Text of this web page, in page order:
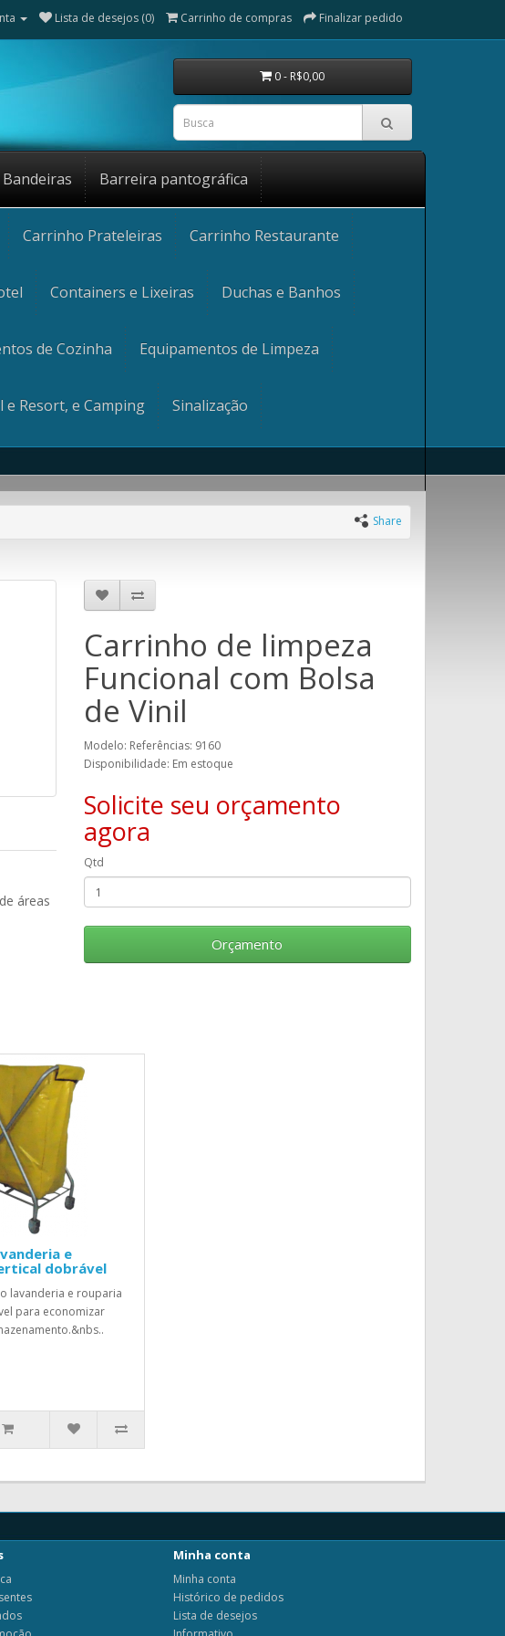
Lista de desejos (0) Carrinho de compras Finalizar pedido
0 - R$0,00
Bandeiras Barreira pantográfica
Carrinho Prateleiras Carrinho Restaurante
Containers e Lixeiras Duchas e Banhos
de Cozinha Equipamentos de Limpeza
e Resort, e Camping Sinalização
Share
áreas
Carrinho de limpeza
Funcional com Bolsa
de Vinil
Modelo: Referências: 9160
Disponibilidade: Em estoque
Solicite seu orçamento
agora
Qtd
Orçamento
e
dobrável
lavanderia e rouparia
para economizar
Minha conta
Minha conta
Histórico de pedidos
Lista de desejos